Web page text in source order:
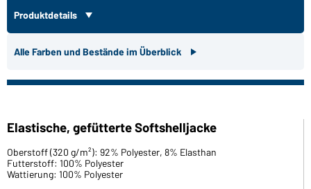
Produktdetails
Alle Farben und Bestände im Überblick
Elastische, gefütterte Softshelljacke
Oberstoff (320 g/m²): 92% Polyester, 8% Elasthan
Futterstoff: 100% Polyester
Wattierung: 100% Polyester